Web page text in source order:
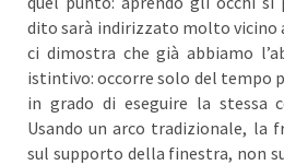
dito sarà indirizzato molto vicino
ci dimostra che già abbiamo
istintivo: occorre solo del tempo
in grado di eseguire la stessa
Usando un arco tradizionale, la
sul supporto della finestra, non